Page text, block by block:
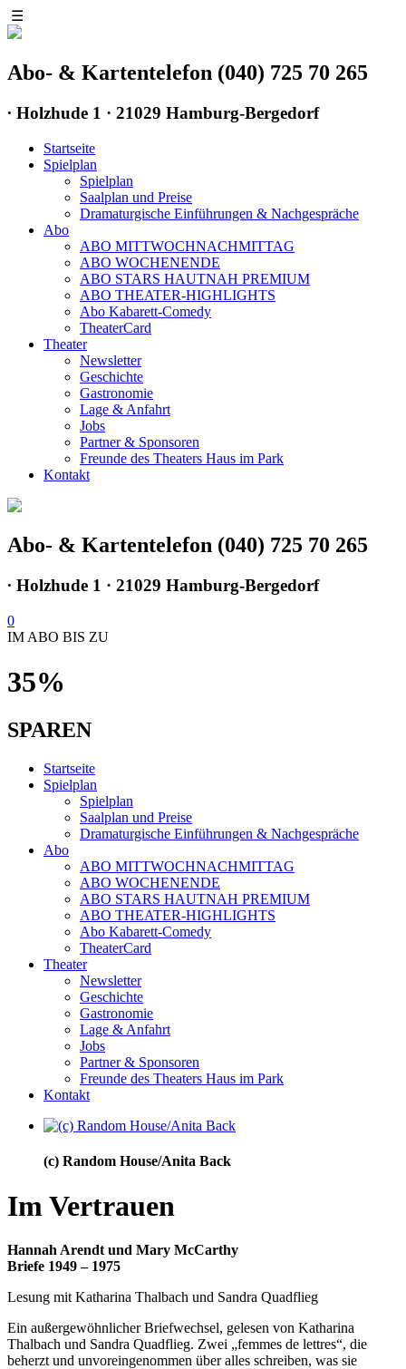
☰
Abo- & Kartentelefon (040) 725 70 265
∙ Holzhude 1 · 21029 Hamburg-Bergedorf
Startseite
Spielplan
Spielplan
Saalplan und Preise
Dramaturgische Einführungen & Nachgespräche
Abo
ABO MITTWOCHNACHMITTAG
ABO WOCHENENDE
ABO STARS HAUTNAH PREMIUM
ABO THEATER-HIGHLIGHTS
Abo Kabarett-Comedy
TheaterCard
Theater
Newsletter
Geschichte
Gastronomie
Lage & Anfahrt
Jobs
Partner & Sponsoren
Freunde des Theaters Haus im Park
Kontakt
Abo- & Kartentelefon (040) 725 70 265
∙ Holzhude 1 · 21029 Hamburg-Bergedorf
0
IM ABO BIS ZU
35%
SPAREN
Startseite
Spielplan
Spielplan
Saalplan und Preise
Dramaturgische Einführungen & Nachgespräche
Abo
ABO MITTWOCHNACHMITTAG
ABO WOCHENENDE
ABO STARS HAUTNAH PREMIUM
ABO THEATER-HIGHLIGHTS
Abo Kabarett-Comedy
TheaterCard
Theater
Newsletter
Geschichte
Gastronomie
Lage & Anfahrt
Jobs
Partner & Sponsoren
Freunde des Theaters Haus im Park
Kontakt
(c) Random House/Anita Back
Im Vertrauen
Hannah Arendt und Mary McCarthy
Briefe 1949 – 1975
Lesung mit Katharina Thalbach und Sandra Quadflieg
Ein außergewöhnlicher Briefwechsel, gelesen von Katharina
Thalbach und Sandra Quadflieg. Zwei „femmes de lettres“, die
beherzt und unvoreingenommen über alles schreiben, was sie